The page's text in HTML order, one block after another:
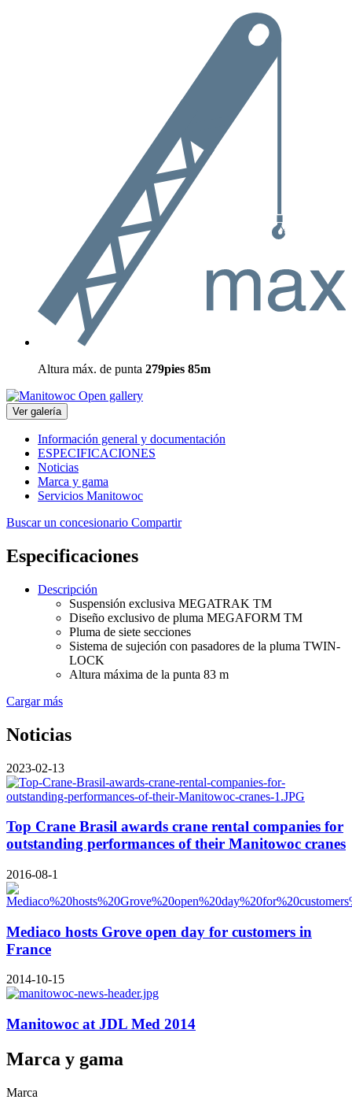
Altura máx. de punta 279pies 85m
Open gallery
Ver galería
Información general y documentación
ESPECIFICACIONES
Noticias
Marca y gama
Servicios Manitowoc
Buscar un concesionario Compartir
Especificaciones
Descripción
Suspensión exclusiva MEGATRAK TM
Diseño exclusivo de pluma MEGAFORM TM
Pluma de siete secciones
Sistema de sujeción con pasadores de la pluma TWIN-
LOCK
Altura máxima de la punta 83 m
Cargar más
Noticias
2023-02-13
Top Crane Brasil awards crane rental companies for
outstanding performances of their Manitowoc cranes
2016-08-1
Mediaco hosts Grove open day for customers in
France
2014-10-15
Manitowoc at JDL Med 2014
Marca y gama
Marca